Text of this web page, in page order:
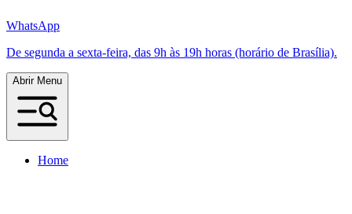
WhatsApp
De segunda a sexta-feira, das 9h às 19h horas (horário de Brasília).
Abrir Menu
Home